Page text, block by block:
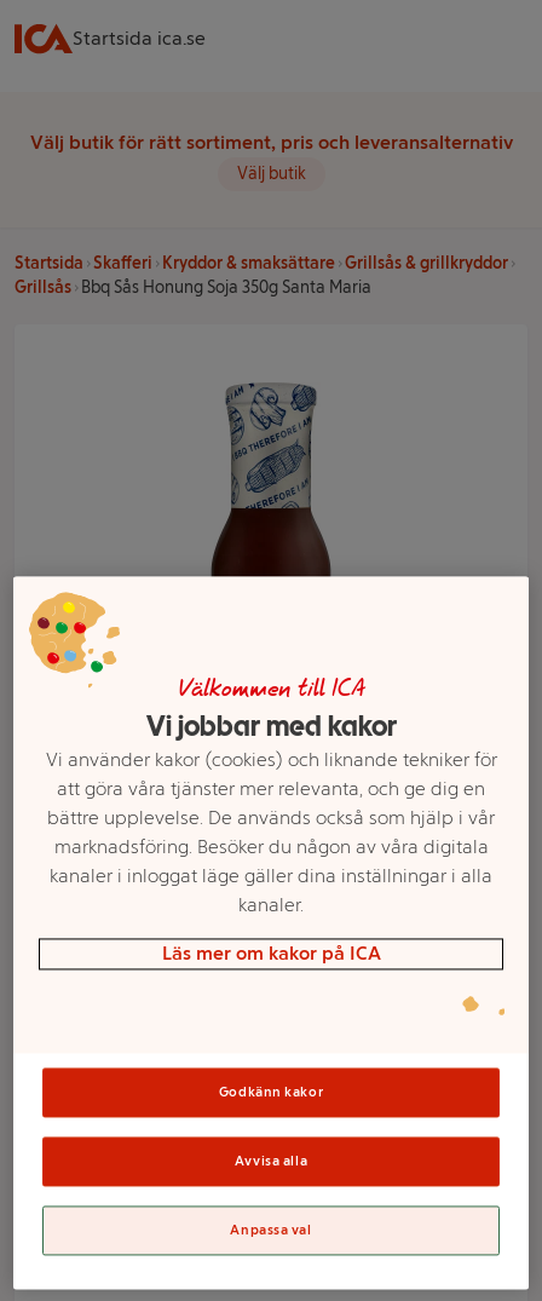
Startsida ica.se
Välj butik för rätt sortiment, pris och leveransalternativ
Välj butik
Startsida Skafferi Kryddor & smaksättare Grillsås & grillkryddor
Grillsås Bbq Sås Honung Soja 350g Santa Maria
Soja 350g Santa
Maria
Välj butik och handla
Sortimentet kan variera mellan butikerna
Välkommen till ICA
Vi jobbar med kakor
Vi använder kakor (cookies) och liknande tekniker för
att göra våra tjänster mer relevanta, och ge dig en
bättre upplevelse. De används också som hjälp i vår
marknadsföring. Besöker du någon av våra digitala
kanaler i inloggat läge gäller dina inställningar i alla
kanaler.
Läs mer om kakor på ICA
Godkänn kakor
Avvisa alla
Anpassa val